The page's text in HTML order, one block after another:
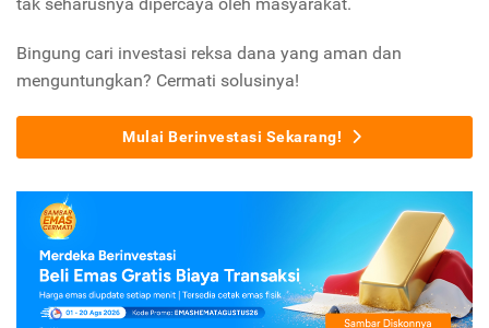
Bingung cari investasi reksa dana yang aman dan
menguntungkan? Cermati solusinya!
Mulai Berinvestasi Sekarang!